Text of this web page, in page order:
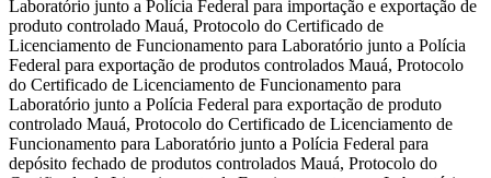
Laboratório junto a Polícia Federal para importação e exportação de
produto controlado Mauá, Protocolo do Certificado de
Licenciamento de Funcionamento para Laboratório junto a Polícia
Federal para exportação de produtos controlados Mauá, Protocolo
do Certificado de Licenciamento de Funcionamento para
Laboratório junto a Polícia Federal para exportação de produto
controlado Mauá, Protocolo do Certificado de Licenciamento de
Funcionamento para Laboratório junto a Polícia Federal para
depósito fechado de produtos controlados Mauá, Protocolo do